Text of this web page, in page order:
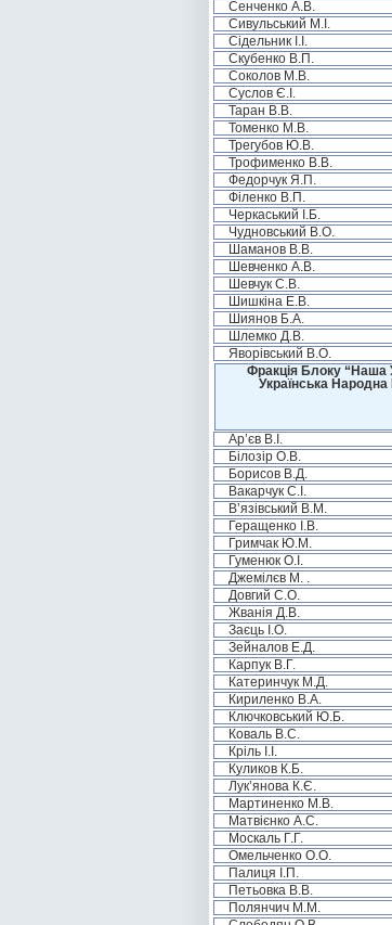
Сенченко А.В.
Сивульський М.І.
Сідельник І.І.
Скубенко В.П.
Соколов М.В.
Суслов Є.І.
Таран В.В.
Томенко М.В.
Трегубов Ю.В.
Трофименко В.В.
Федорчук Я.П.
Філенко В.П.
Черкаський І.Б.
Чудновський В.О.
Шаманов В.В.
Шевченко А.В.
Шевчук С.В.
Шишкіна Е.В.
Шиянов Б.А.
Шлемко Д.В.
Яворівський В.О.
Фракція Блоку “Наша
Українська Народна
Ар’єв В.І.
Білозір О.В.
Борисов В.Д.
Вакарчук С.І.
В’язівський В.М.
Геращенко І.В.
Гримчак Ю.М.
Гуменюк О.І.
Джемілєв М. .
Довгий С.О.
Жванія Д.В.
Заєць І.О.
Зейналов Е.Д.
Карпук В.Г.
Катеринчук М.Д.
Кириленко В.А.
Ключковський Ю.Б.
Коваль В.С.
Кріль І.І.
Куликов К.Б.
Лук’янова К.Є.
Мартиненко М.В.
Матвієнко А.С.
Москаль Г.Г.
Омельченко О.О.
Палиця І.П.
Петьовка В.В.
Полянчич М.М.